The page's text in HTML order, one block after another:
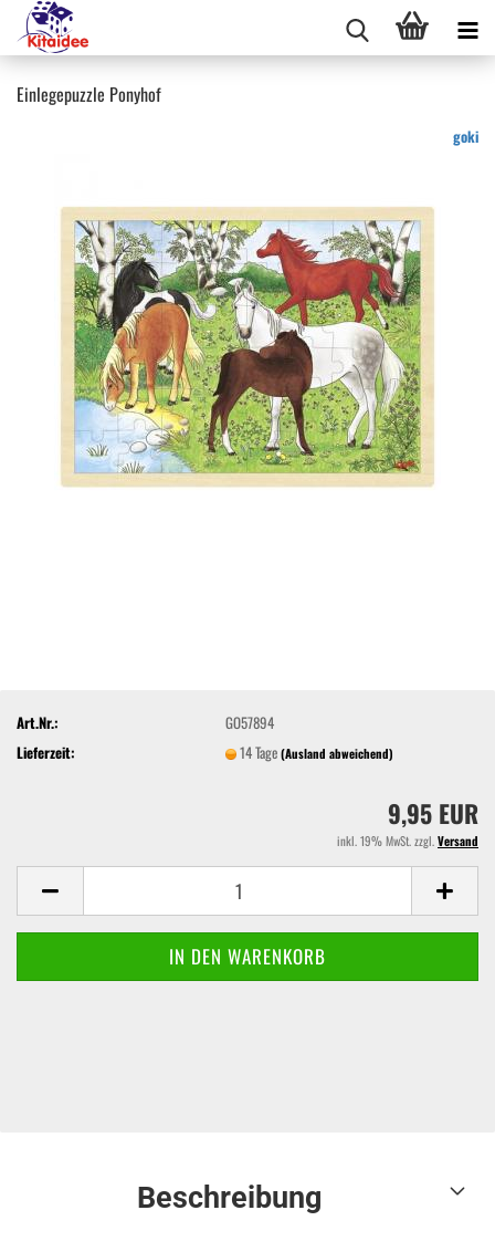
Einlegepuzzle Ponyhof
goki
Art.Nr.:
GO57894
Lieferzeit:
14 Tage(Ausland abweichend)
9,95 EUR
inkl. 19% MwSt. zzgl.Versand
Beschreibung